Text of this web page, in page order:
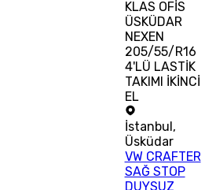
KLAS OFİS
ÜSKÜDAR
NEXEN
205/55/R16
4'LÜ LASTİK
TAKIMI İKİNCİ
EL
İstanbul,
Üsküdar
VW CRAFTER
SAĞ STOP
DUYSUZ